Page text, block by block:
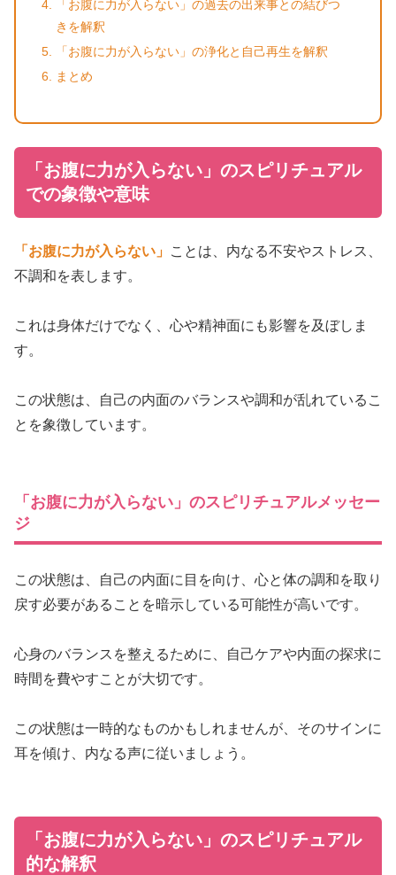
「お腹に力が入らない」の過去の出来事との結びつ
きを解釈
「お腹に力が入らない」の浄化と自己再生を解釈
まとめ
「お腹に力が入らない」のスピリチュアル
での象徴や意味
「お腹に力が入らない」 ことは、内なる不安やストレス、
不調和を表します。
これは身体だけでなく、心や精神面にも影響を及ぼしま
す。
この状態は、自己の内面のバランスや調和が乱れているこ
とを象徴しています。
「お腹に力が入らない」のスピリチュアルメッセー
ジ
この状態は、自己の内面に目を向け、心と体の調和を取り
戻す必要があることを暗示している可能性が高いです。
心身のバランスを整えるために、自己ケアや内面の探求に
時間を費やすことが大切です。
この状態は一時的なものかもしれませんが、そのサインに
耳を傾け、内なる声に従いましょう。
「お腹に力が入らない」のスピリチュアル
的な解釈